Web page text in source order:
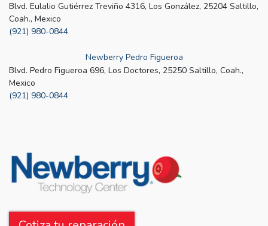
Blvd. Eulalio Gutiérrez Treviño 4316, Los González, 25204 Saltillo,
Coah., Mexico
(921) 980-0844
Newberry Pedro Figueroa
Blvd. Pedro Figueroa 696, Los Doctores, 25250 Saltillo, Coah.,
Mexico
(921) 980-0844